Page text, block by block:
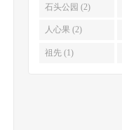
石头公园 (2)
人心果 (2)
祖先 (1)